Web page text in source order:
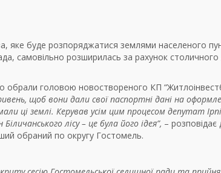
яке буде розпоряджатися землями населеного
самовільно розширилась за рахунок столичного
обрали головою новоствореного КП
щоб вони дали свої паспортні дані на
ці землі. Керував усім цим процесом депутат
лісу – це була його ідея”, –
обраний по округу Гостомель.